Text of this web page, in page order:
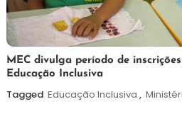
7
de
agosto
Maurilio
MEC divulga período de
Educação Inclusiva
Tagged Educação Inclusiva ,